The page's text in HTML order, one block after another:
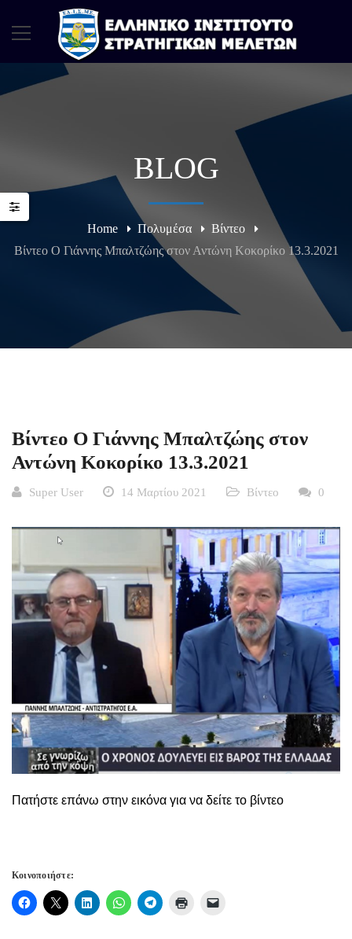
BLOG
Home Πολυμέσα
Βίντεο
Βίντεο Ο Γιάννης Μπαλτζώης στον Αντώνη Κοκορίκο 13.3.2021
Βίντεο Ο Γιάννης Μπαλτζώης στον
Αντώνη Κοκορίκο 13.3.2021
Super User 14 Μαρτίου 2021 Βίντεο 0
Πατήστε επάνω στην εικόνα για να δείτε το βίντεο
Κοινοποιήστε: